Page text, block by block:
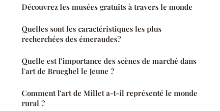
Découvrez les musées gratuits à travers le monde
Quelles sont les caractéristiques les plus
recherchées des émeraudes?
Quelle est l'importance des scènes de marché dans
l'art de Brueghel le Jeune ?
Comment l'art de Millet a-t-il représenté le monde
rural ?